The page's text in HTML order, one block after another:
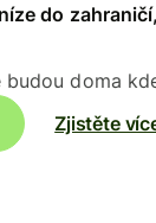
do
budou doma
Zjistěte